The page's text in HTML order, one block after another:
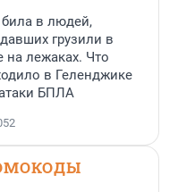
била в людей,
грузили в
на лежаках. Что
в Геленджике
БПЛА